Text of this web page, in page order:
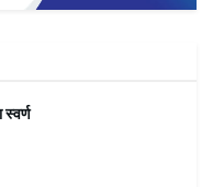
स्वर्ण